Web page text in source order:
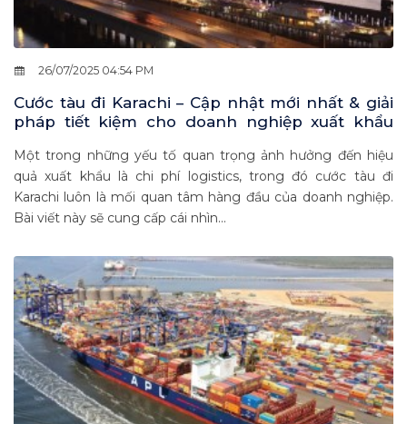
26/07/2025 04:54 PM
Cước tàu đi Karachi – Cập nhật mới nhất & giải
pháp tiết kiệm cho doanh nghiệp xuất khẩu
Một trong những yếu tố quan trọng ảnh hưởng đến hiệu
quả xuất khẩu là chi phí logistics, trong đó cước tàu đi
Karachi luôn là mối quan tâm hàng đầu của doanh nghiệp.
Bài viết này sẽ cung cấp cái nhìn...